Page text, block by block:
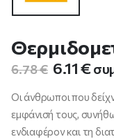
6.78€ Original
was:
6.78 €.
6.11€Η
Οι άνθρωποι που
εμφάνισή τους,
ενδιαφέρον και τη